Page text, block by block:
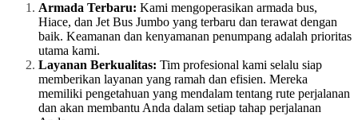
Armada Terbaru: Kami mengoperasikan armada bus,
Hiace, dan Jet Bus Jumbo yang terbaru dan terawat dengan
baik. Keamanan dan kenyamanan penumpang adalah prioritas
utama kami.
Layanan Berkualitas: Tim profesional kami selalu siap
memberikan layanan yang ramah dan efisien. Mereka
memiliki pengetahuan yang mendalam tentang rute perjalanan
dan akan membantu Anda dalam setiap tahap perjalanan